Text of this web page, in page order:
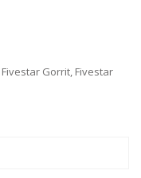
Fivestar Gorrit, Fivestar